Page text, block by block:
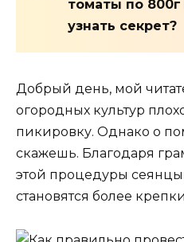
томаты по
узнать секрет?
Добрый день, мой
огородных культур
пикировку. Однако о
скажешь. Благодаря
этой процедуры сеянцы
становятся более